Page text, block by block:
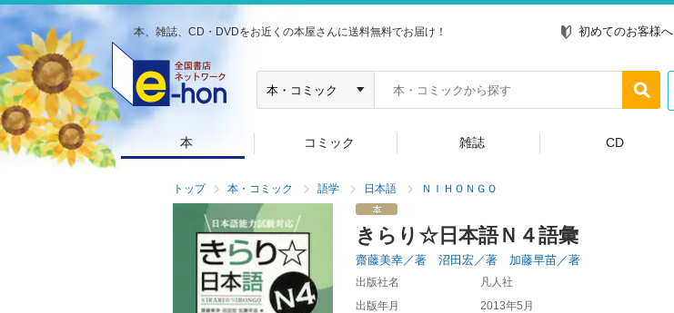
本、雑誌、CD・DVDをお近くの本屋さんに送料無料でお届け！ 初めてのお客様へ
本 コミック 雑誌 CD
トップ 本・コミック 語学 日本語 ＮＩＨＯＮＧＯ
きらり☆日本語Ｎ４語彙
齋藤美幸／著 沼田宏／著 加藤早苗／著
出版社名
凡人社
出版年月
2013年5月